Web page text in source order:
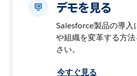
デモを見る
Salesforce製品の導入
や組織を変革する方
さい。
今すぐ見る